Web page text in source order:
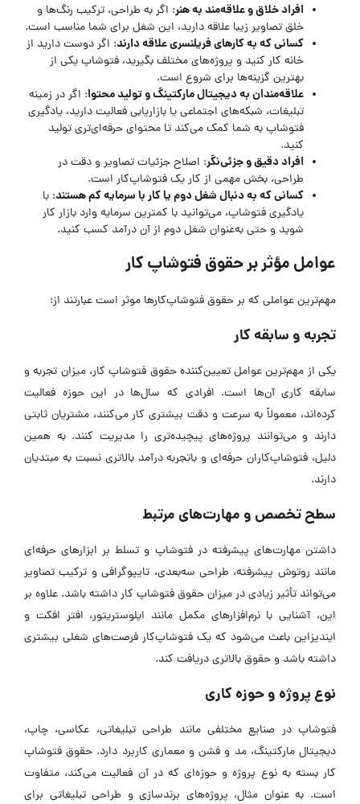
افراد خلاق و علاقه‌مند به هنر: اگر به طراحی، ترکیب رنگ‌ها و
خلق تصاویر زیبا علاقه دارید، این شغل برای شما مناسب است.
کسانی که به کارهای فریلنسری علاقه دارند: اگر دوست دارید از
خانه کار کنید و پروژه‌های مختلف بگیرید، فتوشاپ یکی از
بهترین گزینه‌ها برای شروع است.
علاقه‌مندان به دیجیتال مارکتینگ و تولید محتوا: اگر در زمینه
تبلیغات، شبکه‌های اجتماعی یا بازاریابی فعالیت دارید، یادگیری
فتوشاپ به شما کمک می‌کند تا محتوای حرفه‌ای‌تری تولید
کنید.
افراد دقیق و جزئی‌نگر: اصلاح جزئیات تصاویر و دقت در
طراحی، بخش مهمی از کار یک فتوشاپ‌کار است.
کسانی که به دنبال شغل دوم یا کار با سرمایه کم هستند: با
یادگیری فتوشاپ، می‌توانید با کمترین سرمایه وارد بازار کار
شوید و حتی به‌عنوان شغل دوم از آن درآمد کسب کنید.
عوامل مؤثر بر حقوق فتوشاپ کار
مهم‌ترین عواملی که بر حقوق فتوشاپ‌کار‌ها موثر است عبارتند از:
تجربه و سابقه کار
یکی از مهم‌ترین عوامل تعیین‌کننده حقوق فتوشاپ کار، میزان تجربه و
سابقه کاری آن‌ها است. افرادی که سال‌ها در این حوزه فعالیت
کرده‌اند، معمولاً به سرعت و دقت بیشتری کار می‌کنند، مشتریان ثابتی
دارند و می‌توانند پروژه‌های پیچیده‌تری را مدیریت کنند. به همین
دلیل، فتوشاپ‌کاران حرفه‌ای و باتجربه درآمد بالاتری نسبت به مبتدیان
دارند.
سطح تخصص و مهارت‌های مرتبط
داشتن مهارت‌های پیشرفته در فتوشاپ و تسلط بر ابزارهای حرفه‌ای
مانند روتوش پیشرفته، طراحی سه‌بعدی، تایپوگرافی و ترکیب تصاویر
می‌تواند تأثیر زیادی در میزان حقوق فتوشاپ کار داشته باشد. علاوه بر
این، آشنایی با نرم‌افزارهای مکمل مانند ایلوستریتور، افتر افکت و
ایندیزاین باعث می‌شود که یک فتوشاپ‌کار فرصت‌های شغلی بیشتری
داشته باشد و حقوق بالاتری دریافت کند.
نوع پروژه و حوزه کاری
فتوشاپ در صنایع مختلفی مانند طراحی تبلیغاتی، عکاسی، چاپ،
دیجیتال مارکتینگ، مد و فشن و معماری کاربرد دارد. حقوق فتوشاپ
کار بسته به نوع پروژه و حوزه‌ای که در آن فعالیت می‌کند، متفاوت
است. به عنوان مثال، پروژه‌های برندسازی و طراحی تبلیغاتی برای